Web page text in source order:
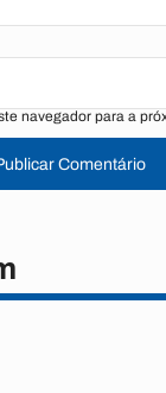
navegador para a
Comentário